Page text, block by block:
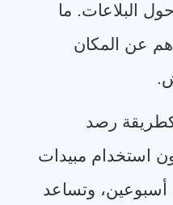
البلاعات. ما
عن المكان
.
رصد
استخدام مبيدات
أسبوعين، وتساعد